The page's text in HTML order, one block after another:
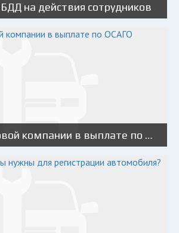
на действия сотрудников
Отказ страховой компании в выплате по ОСАГО